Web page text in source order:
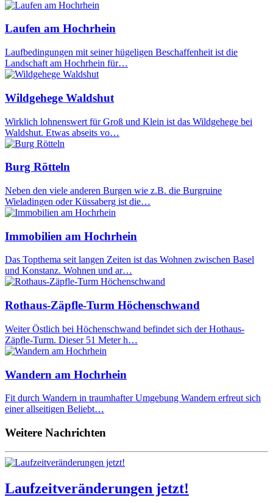
Laufen am Hochrhein
Laufbedingungen mit seiner hügeligen Beschaffenheit ist die
Landschaft am Hochrhein für…
Wildgehege Waldshut
Wirklich lohnenswert für Groß und Klein ist das Wildgehege bei
Waldshut. Etwas abseits vo…
Burg Rötteln
Neben den viele anderen Burgen wie z.B. die Burgruine
Wieladingen oder Küssaberg ist die…
Immobilien am Hochrhein
Das Topthema seit langen Zeiten ist das Wohnen zwischen Basel
und Konstanz. Wohnen und ar…
Rothaus-Zäpfle-Turm Höchenschwand
Weiter Östlich bei Höchenschwand befindet sich der Hothaus-
Zäpfle-Turm. Dieser 51 Meter h…
Wandern am Hochrhein
Fit durch Wandern in traumhafter Umgebung Wandern erfreut sich
einer allseitigen Beliebt…
Weitere Nachrichten
Laufzeitveränderungen jetzt!